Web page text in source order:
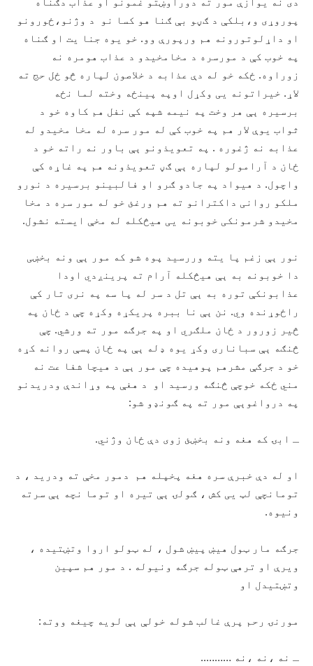
پوروړی و،بلکې د ګڼو بې ګنا هو کسا نو د وژنو،ځورونو
او داړلوتورونه هم ورپورې وو. خو یوه جنا یت او ګناه
په خوب کې د مورسره د مخامخیدو د عذاب هومره نه
زوراوه. ځکه خو له دې عذابه د خلاصون لپاره څو ځل حج ته
لاړ. خیراتونه یی وکړل اوپه پینځه وخته لما نځه
برسیره ېې هر وخت په نیمه شپه کې نفل هم کاوه خو د
ثواب یوې لار هم په خوب کې له مور سره له مخا مخیدو له
عذابه نه ژغوره . په تعویذونو ېې باور نه راته خو د
ځان د آرامولو لپاره ېې ګڼ تعویذونه هم په غاړه کې
واچول. د هیواد په جادو ګرو او فالبینو برسیره د نورو
ملکو روانی داکترانو ته هم ورغئ خو له مور سره د مخا
مخیدو شرمونکی خوبونه یی هیڅکله له مخې ایسته نشول.
نور ېې زغم پا یته وررسید پوه شو که مور ېې ونه بخښی
دا خوبونه به ېې هیڅکله آرام ته پرینږدي اودا
عذابونکې توره به ېې تل د سر له پا سه په نری تار کې
راځوړنده وي. نن ېې نا ببره پریکړه وکړه چې د ځان په
څیر زورور د ځان ملګري او په جرګه مور ته ورشي. چې
څنګه ېې سباناری وکړ یوه ډله ېې په ځان پسې روانه کړه
خو د جرګې مشرهم پوهیده چې مور ېې د هیچا شفا عت نه
مني ځکه خوچې څنګه ورسید او د هغې په وړاندې ودریدنو
په درواغوېې مور ته په ګونډو شو:
ـ ابۍ که هغه ونه بخښئ زوی دې ځان وژني.
او له دې خبرې سره هغه پخپله هم دمور مخې ته ودرید ، د
تومانچې لټ یی کش ، ګولۍ ېې تیره او توما نچه ېې سرته
ونیوه.
جرګه مار ټول هیښ پیښ شول ، له ټولو اروا وتښتیده ،
ویرې او ترهې ټوله جرګه ونیوله . د مور هم سپین
وتښتیدل او
مورنۍ رحم پرې غالب شوله خولې ېې لویه چیغه ووته:
ـ نه ،نه ،نه ………..